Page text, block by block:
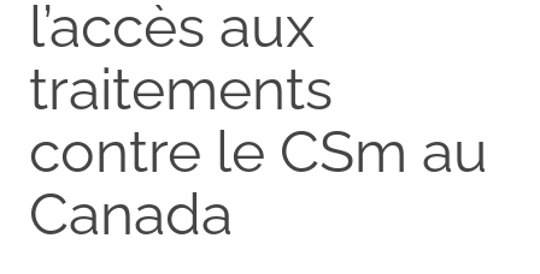
l’accès aux
traitements
contre le CSm au
Canada